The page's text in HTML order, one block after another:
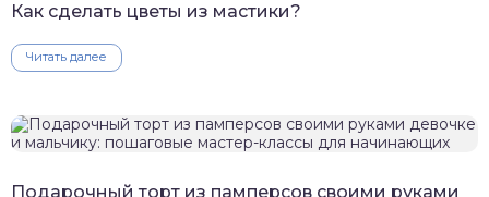
Как сделать цветы из мастики?
Читать далее
Подарочный торт из памперсов своими руками